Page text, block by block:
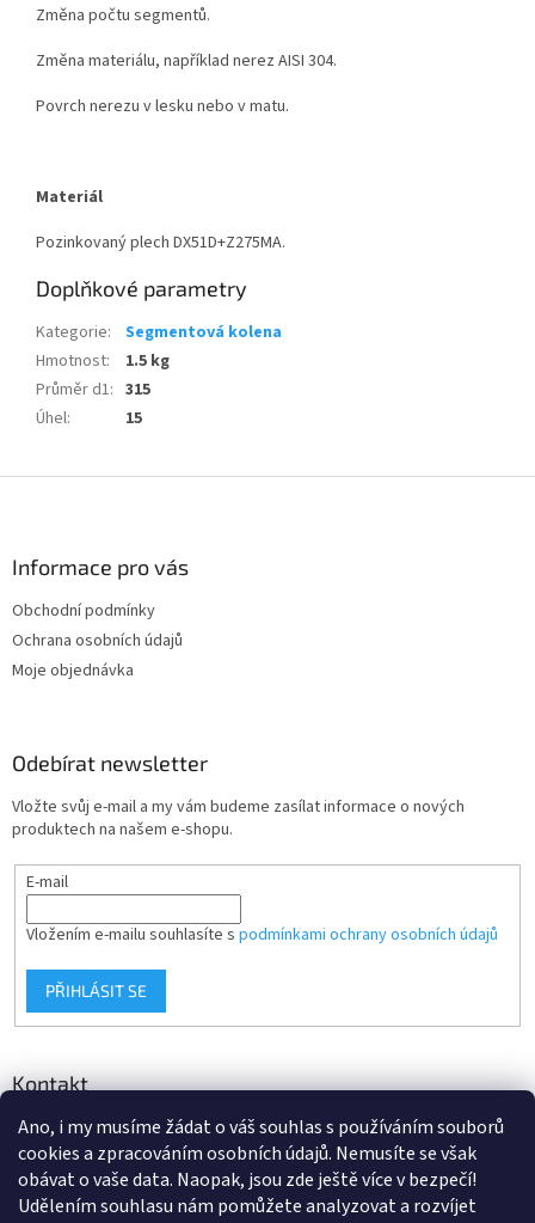
Ano, i my musíme žádat o váš souhlas s používáním souborů
cookies a zpracováním osobních údajů. Nemusíte se však
obávat o vaše data. Naopak, jsou zde ještě více v bezpečí!
Udělením souhlasu nám pomůžete analyzovat a rozvíjet
Změna počtu segmentů.
Změna materiálu, například nerez AISI 304.
Povrch nerezu v lesku nebo v matu.
Materiál
Pozinkovaný plech DX51D+Z275MA.
Doplňkové parametry
Kategorie:
Segmentová kolena
Hmotnost:
1.5 kg
Průměr d1: 315
Úhel: 15
Informace pro vás
Obchodní podmínky
Ochrana osobních údajů
Moje objednávka
Odebírat newsletter
Vložte svůj e-mail a my vám budeme zasílat informace o nových
produktech na našem e-shopu.
E-mail
Vložením e-mailu souhlasíte s podmínkami ochrany osobních údajů
PŘIHLÁSIT SE
Kontakt
info@d-klima.cz
+420 517 357 288